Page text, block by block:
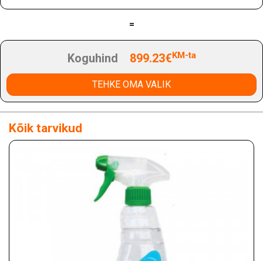
=
Koguhind 899.23€KM-ta
TEHKE OMA VALIK
Kõik tarvikud